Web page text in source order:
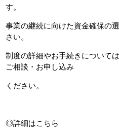
す。
事業の継続に向けた資金確保の
さい。
制度の詳細やお手続きについて
ご相談・お申し込み
ください。
◎詳細はこちら